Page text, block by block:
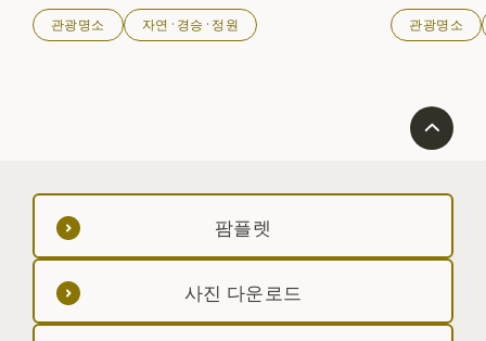
관광명소 자연·경승·정원
중순~하순
관광명소
팜플렛
사진 다운로드